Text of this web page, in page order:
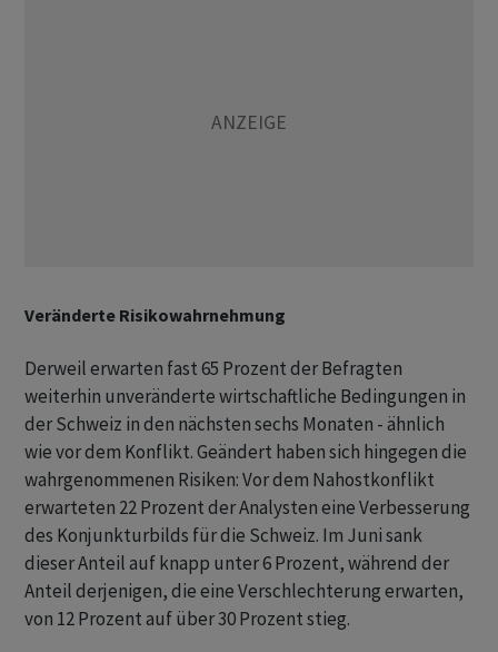
Veränderte Risikowahrnehmung
Derweil erwarten fast 65 Prozent der Befragten
weiterhin unveränderte wirtschaftliche Bedingungen in
der Schweiz in den nächsten sechs Monaten - ähnlich
wie vor dem Konflikt. Geändert haben sich hingegen die
wahrgenommenen Risiken: Vor dem Nahostkonflikt
erwarteten 22 Prozent der Analysten eine Verbesserung
des Konjunkturbilds für die Schweiz. Im Juni sank
dieser Anteil auf knapp unter 6 Prozent, während der
Anteil derjenigen, die eine Verschlechterung erwarten,
von 12 Prozent auf über 30 Prozent stieg.